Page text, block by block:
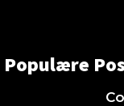
Populære